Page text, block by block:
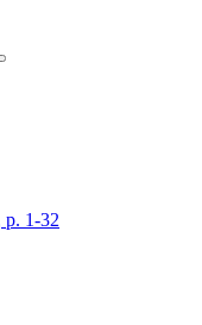
p. 1-32